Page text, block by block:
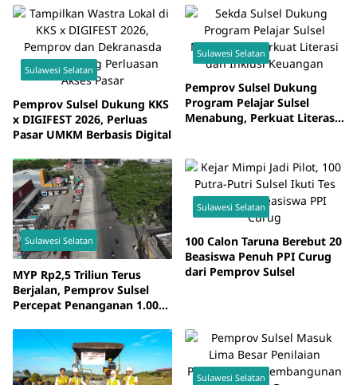
Sulawesi Selatan
Pemprov Sulsel Dukung KKS
x DIGIFEST 2026, Perluas
Pasar UMKM Berbasis Digital
Sulawesi Selatan
Pemprov Sulsel Dukung
Program Pelajar Sulsel
Menabung, Perkuat Literasi
Sulawesi Selatan
MYP Rp2,5 Triliun Terus
Berjalan, Pemprov Sulsel
Percepat Penanganan 1.000
Sulawesi Selatan
100 Calon Taruna Berebut 20
Beasiswa Penuh PPI Curug
dari Pemprov Sulsel
Sulawesi Selatan